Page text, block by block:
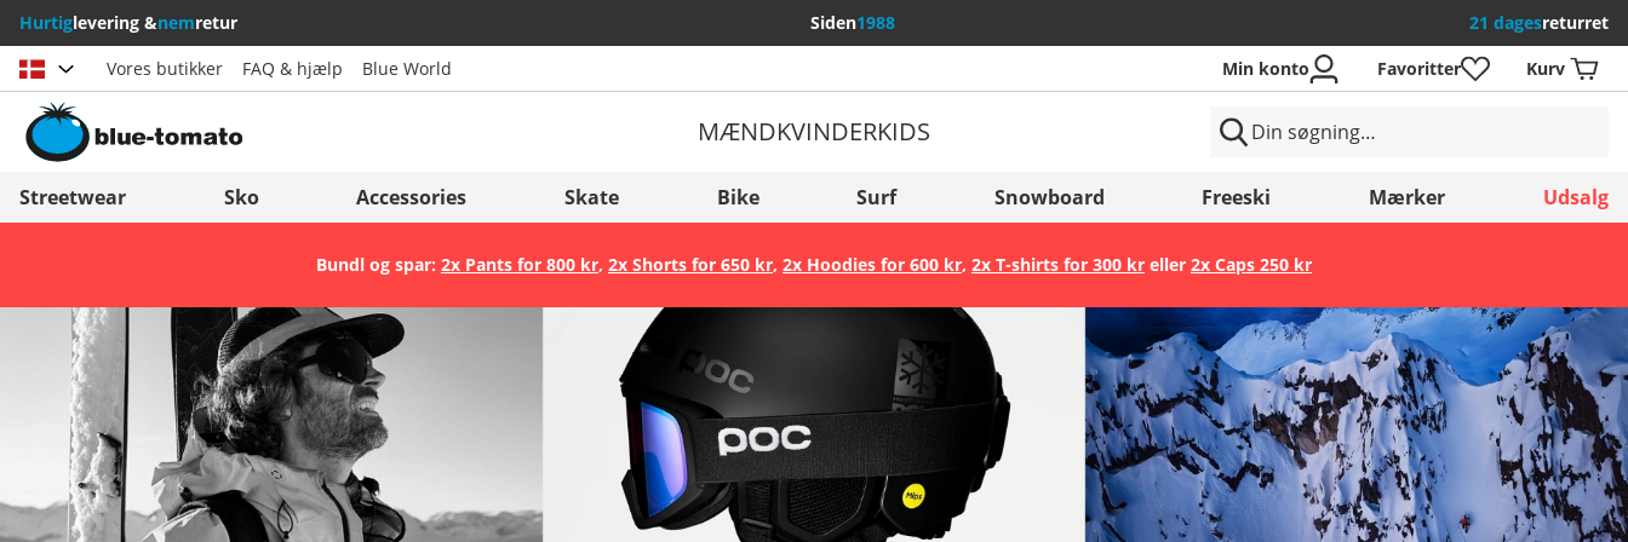
Hurtiglevering &nemretur Siden1988 21 dagesreturret
Vælg land
Österreich
Suisse (Français)
Svizzera (Italiano)
France
Italia (Italiano)
Italien (Deutsch)
España
Suomi
United Kingdom
Slovenija
België (Nederlands)
Belgique (Français)
Danmark
Gem
Vores butikker FAQ & hjælp Blue World Min konto Favoritter Kurv
MÆNDKVINDERKIDS
Streetwear Sko Accessories Skate Bike Surf Snowboard Freeski Mærker Udsalg
Bundl og spar: 2x Pants for 800 kr, 2x Shorts for 650 kr, 2x Hoodies for 600 kr, 2x T-shirts for 300 kreller 2x Caps 250 kr